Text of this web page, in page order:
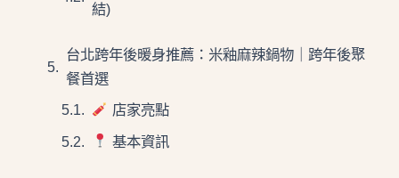
結)
台北跨年後暖身推薦：米釉麻辣鍋物｜跨年後聚
餐首選
店家亮點
基本資訊